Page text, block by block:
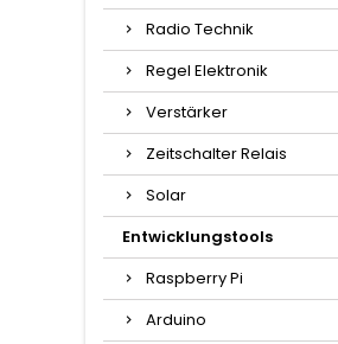
Radio Technik
Regel Elektronik
Verstärker
Zeitschalter Relais
Solar
Entwicklungstools
Raspberry Pi
Arduino